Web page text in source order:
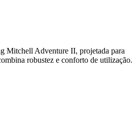
Mitchell Adventure II, projetada para
robustez e conforto de utilização.